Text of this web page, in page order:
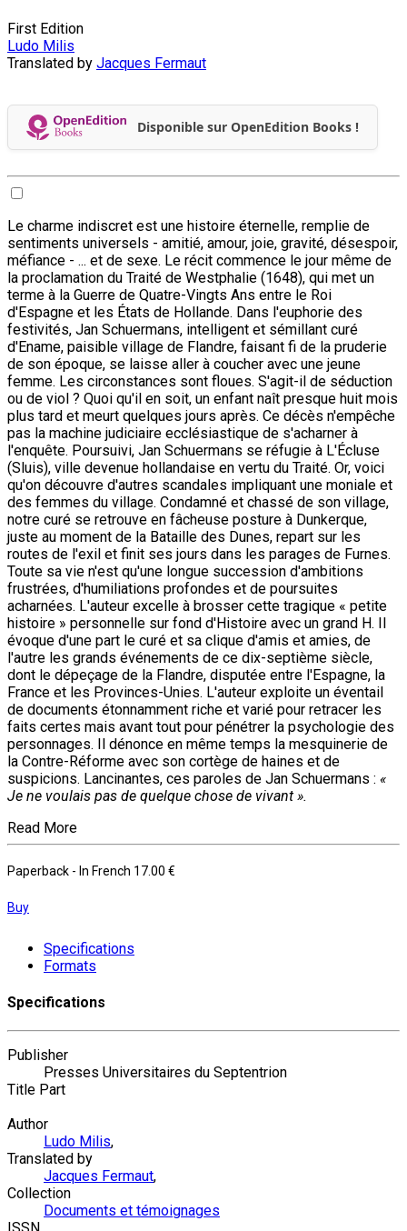
First Edition
Ludo Milis
Translated by Jacques Fermaut
Disponible sur OpenEdition Books !
Le charme indiscret est une histoire éternelle, remplie de
sentiments universels - amitié, amour, joie, gravité, désespoir,
méfiance - ... et de sexe. Le récit commence le jour même de
la proclamation du Traité de Westphalie (1648), qui met un
terme à la Guerre de Quatre-Vingts Ans entre le Roi
d'Espagne et les États de Hollande. Dans l'euphorie des
festivités, Jan Schuermans, intelligent et sémillant curé
d'Ename, paisible village de Flandre, faisant fi de la pruderie
de son époque, se laisse aller à coucher avec une jeune
femme. Les circonstances sont floues. S'agit-il de séduction
ou de viol ? Quoi qu'il en soit, un enfant naît presque huit mois
plus tard et meurt quelques jours après. Ce décès n'empêche
pas la machine judiciaire ecclésiastique de s'acharner à
l'enquête. Poursuivi, Jan Schuermans se réfugie à L'Écluse
(Sluis), ville devenue hollandaise en vertu du Traité. Or, voici
qu'on découvre d'autres scandales impliquant une moniale et
des femmes du village. Condamné et chassé de son village,
notre curé se retrouve en fâcheuse posture à Dunkerque,
juste au moment de la Bataille des Dunes, repart sur les
routes de l'exil et finit ses jours dans les parages de Furnes.
Toute sa vie n'est qu'une longue succession d'ambitions
frustrées, d'humiliations profondes et de poursuites
acharnées. L'auteur excelle à brosser cette tragique « petite
histoire » personnelle sur fond d'Histoire avec un grand H. Il
évoque d'une part le curé et sa clique d'amis et amies, de
l'autre les grands événements de ce dix-septième siècle,
dont le dépeçage de la Flandre, disputée entre l'Espagne, la
France et les Provinces-Unies. L'auteur exploite un éventail
de documents étonnamment riche et varié pour retracer les
faits certes mais avant tout pour pénétrer la psychologie des
personnages. Il dénonce en même temps la mesquinerie de
la Contre-Réforme avec son cortège de haines et de
suspicions. Lancinantes, ces paroles de Jan Schuermans : «
Je ne voulais pas de quelque chose de vivant ».
Read More
Paperback - In French 17.00 €
Buy
Specifications
Formats
Specifications
Publisher
Presses Universitaires du Septentrion
Title Part
Author
Ludo Milis,
Translated by
Jacques Fermaut,
Collection
Documents et témoignages